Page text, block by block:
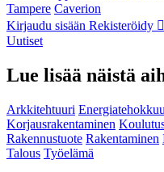
Tampere Caverion
Kirjaudu sisään Rekisteröidy
Uutiset
Lue lisää näistä
Arkkitehtuuri
Korjausrakentaminen
Rakennustuote Rakentaminen
Talous Työelämä